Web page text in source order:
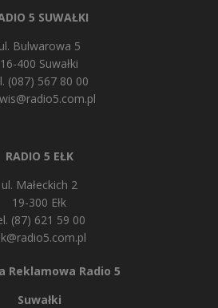
5 SUWAŁKI
ul. Bulwarowa 5
16-400 Suwałki
(087) 567 80 00
RADIO 5 EŁK
ul. Małeckich 2
19-300 Ełk
(87) 621 59 00
Reklamowa Radio 5
Suwałki